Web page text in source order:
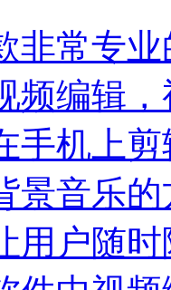
非常专
频编辑
手机上
景音乐
用户随